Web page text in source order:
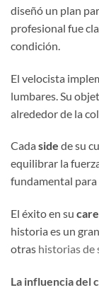
diseñó un plan
profesional fue
condición.
El velocista
lumbares. Su
alrededor de la
Cada side de su
equilibrar la
fundamental
El éxito en su
historia es un
otras historias de
La influencia del